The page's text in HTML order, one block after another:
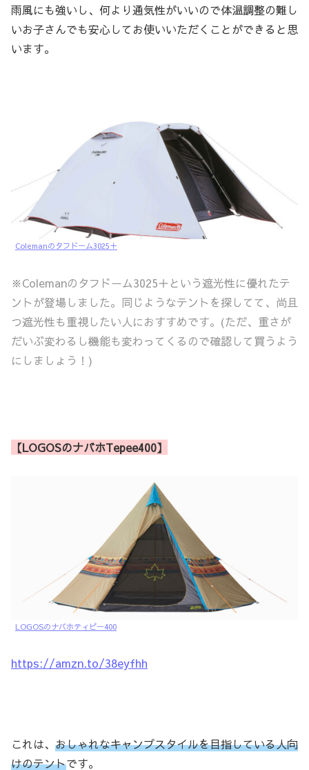
雨風にも強いし、何より通気性がいいので体温調整の難し
いお子さんでも安心してお使いいただくことができると思
います。
Colemanのタフドーム3025＋
※Colemanのタフドーム3025＋という遮光性に優れたテ
ントが登場しました。同じようなテントを探してて、尚且
つ遮光性も重視したい人におすすめです。(ただ、重さが
だいぶ変わるし機能も変わってくるので確認して買うよう
にしましょう！)
【LOGOSのナバホTepee400】
LOGOSのナバホティピー400
https://amzn.to/38eyfhh
これは、 おしゃれなキャンプスタイルを目指している人向
けのテントです。